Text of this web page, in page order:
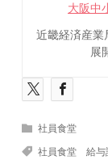
大阪中
近畿経済産
展
社員食堂
社員食堂 給与